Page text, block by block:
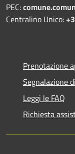
PEC:
Centralino Unico:
Prenotazione
Segnalazione
Leggi le FAQ
Richiesta